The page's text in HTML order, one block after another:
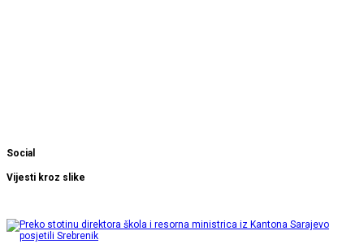
Social
Vijesti kroz slike